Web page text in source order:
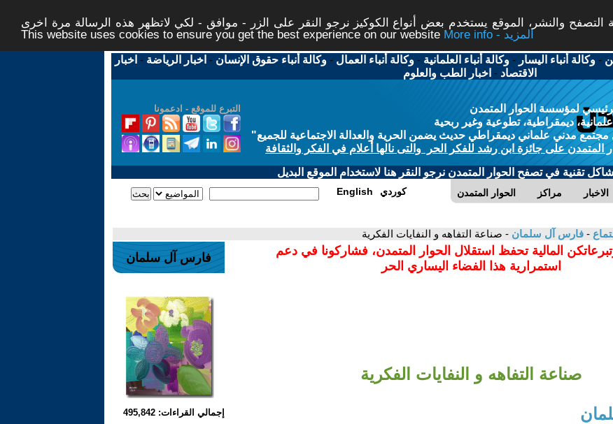
والنشر، الموقع يستخدم بعض أنواع الكوكيز نرجو النقر على الزر - موافق - لكي لاتظهر هذه الرسالة مرة اخرى -
This website uses cookies to ensure you get the best experience on our website
More info - المزيد
-وكالة أنباء اليسار -وكالة أنباء العلمانية -وكالة أنباء العمال -وكالة أنباء حقوق الإنسان - اخبار الرياضة - اخبار
الاقتصاد - اخبار الطب والعلوم
التبرع للموقع - ادعمونا
لمؤسسة الحوار المتمدن
ديمقراطية، تطوعية وغير ربحية
مدني علماني ديمقراطي حديث يضمن الحرية والعدالة الاجتماعية للجميع"
المتمدن على جائزة ابن رشد للفكر الحر والتى نالها أعلام في الفكر والثقافة
تقنية في تصفح الحوار المتمدن نرجو النقر هنا لاستخدام الموقع البديل
الحوار المتمدن مراكز الاخبار English كوردي
- فارس آل سلمان - صناعة التفاهه و النفايات الفكرية
المالية تحفظ استقلال الحوار المتمدن، فشاركونا في دعم
استمرارية هذا الفضاء اليساري الحر
صناعة التفاهه و النفايات الفكرية
فارس آل سلمان
إجمالي القراءات: 495,842